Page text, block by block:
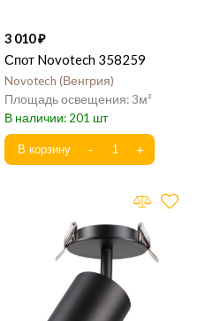
3 010
Спот Novotech 358259
Novotech Венгрия
3
201